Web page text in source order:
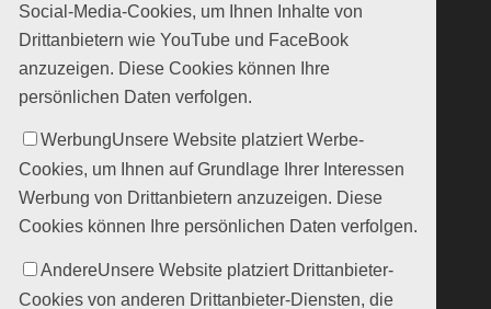
Social-Media-Cookies, um Ihnen Inhalte von
Drittanbietern wie YouTube und FaceBook
anzuzeigen. Diese Cookies können Ihre
persönlichen Daten verfolgen.
WerbungUnsere Website platziert Werbe-
Cookies, um Ihnen auf Grundlage Ihrer Interessen
Werbung von Drittanbietern anzuzeigen. Diese
Cookies können Ihre persönlichen Daten verfolgen.
AndereUnsere Website platziert Drittanbieter-
Cookies von anderen Drittanbieter-Diensten, die